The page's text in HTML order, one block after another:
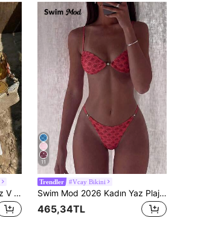
Bahar/Yaz Yeni Kadın Beyaz V Yaka Bağlamalı Dar Örme Maxi Elbise, Y2K Bohem Delikli Şık Günlük Plaj Tatil Maxi Elbisesi, Vacationcore
11
Trendler #Vcay Bikini
Swim Mod 2026 Kadın Yaz Plajı Çiçek Desenli Seksi Bikini Mayo Takımı, Rastgele Desenli Kadın Bikini Takımları Kırmızı Tabanlı Bikini
465,34TL